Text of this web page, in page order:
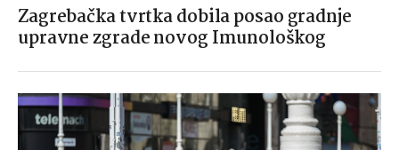
Zagrebačka tvrtka dobila posao gradnje
upravne zgrade novog Imunološkog